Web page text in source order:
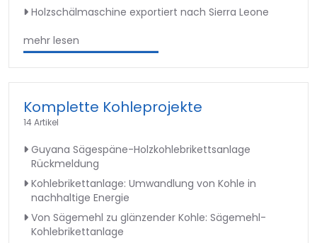
Holzschälmaschine exportiert nach Sierra Leone
mehr lesen
Komplette Kohleprojekte
14 Artikel
Guyana Sägespäne-Holzkohlebrikettsanlage
Rückmeldung
Kohlebrikettanlage: Umwandlung von Kohle in
nachhaltige Energie
Von Sägemehl zu glänzender Kohle: Sägemehl-
Kohlebrikettanlage